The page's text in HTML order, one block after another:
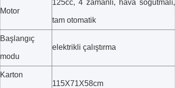
Motor
125cc, 4 zamanlı, hava soğutmalı,
tam otomatik
Başlangıç ​​
modu
elektrikli çalıştırma
Karton
115X71X58cm